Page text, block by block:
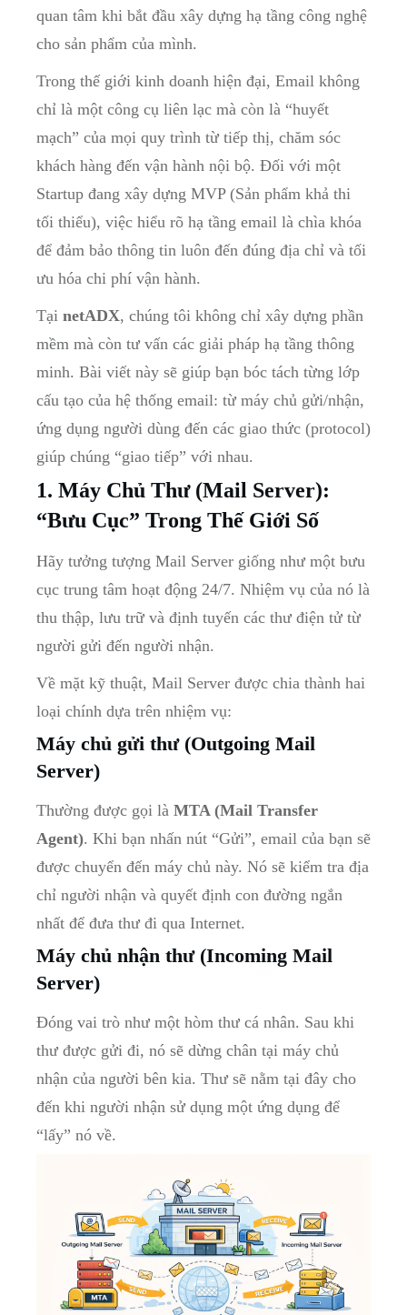
quan tâm khi bắt đầu xây dựng hạ tầng công nghệ
cho sản phẩm của mình.
Trong thế giới kinh doanh hiện đại, Email không
chỉ là một công cụ liên lạc mà còn là “huyết
mạch” của mọi quy trình từ tiếp thị, chăm sóc
khách hàng đến vận hành nội bộ. Đối với một
Startup đang xây dựng MVP (Sản phẩm khả thi
tối thiểu), việc hiểu rõ hạ tầng email là chìa khóa
để đảm bảo thông tin luôn đến đúng địa chỉ và tối
ưu hóa chi phí vận hành.
Tại netADX, chúng tôi không chỉ xây dựng phần
mềm mà còn tư vấn các giải pháp hạ tầng thông
minh. Bài viết này sẽ giúp bạn bóc tách từng lớp
cấu tạo của hệ thống email: từ máy chủ gửi/nhận,
ứng dụng người dùng đến các giao thức (protocol)
giúp chúng “giao tiếp” với nhau.
1. Máy Chủ Thư (Mail Server):
“Bưu Cục” Trong Thế Giới Số
Hãy tưởng tượng Mail Server giống như một bưu
cục trung tâm hoạt động 24/7. Nhiệm vụ của nó là
thu thập, lưu trữ và định tuyến các thư điện tử từ
người gửi đến người nhận.
Về mặt kỹ thuật, Mail Server được chia thành hai
loại chính dựa trên nhiệm vụ:
Máy chủ gửi thư (Outgoing Mail
Server)
Thường được gọi là MTA (Mail Transfer
Agent). Khi bạn nhấn nút “Gửi”, email của bạn sẽ
được chuyển đến máy chủ này. Nó sẽ kiểm tra địa
chỉ người nhận và quyết định con đường ngắn
nhất để đưa thư đi qua Internet.
Máy chủ nhận thư (Incoming Mail
Server)
Đóng vai trò như một hòm thư cá nhân. Sau khi
thư được gửi đi, nó sẽ dừng chân tại máy chủ
nhận của người bên kia. Thư sẽ nằm tại đây cho
đến khi người nhận sử dụng một ứng dụng để
“lấy” nó về.